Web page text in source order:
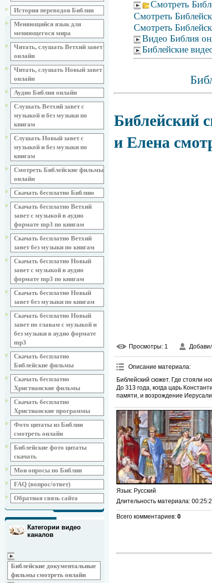
История переводов Библии
Меняющийся язык для
меняющегося мира
Читать, слушать Ветхий завет
онлайн
Читать, слушать Новый завет
онлайн
Аудио Библия онлайн
Слушать Ветхий завет с
музыкой и без музыки по
книгам
Слушать Новый завет с
музыкой и без музыки по
книгам
Смотреть Библейские фильмы
онлайн
Скачать бесплатно Библию
Скачать бесплатно Ветхий
завет с музыкой в аудио
формате mp3 по книгам
Скачать бесплатно Ветхий
завет без музыки по книгам
Скачать бесплатно Новый
завет с музыкой в аудио
формате mp3 по книгам
Скачать бесплатно Новый
завет без музыки по книгам
Скачать бесплатно Новый
завет по главам с музыкой и
без музыки в аудио формате
mp3
Скачать бесплатно
Библейские фильмы
Скачать бесплатно
Христианские фильмы
Скачать бесплатно
Христианские программы
Фото цитаты из Библии
смотреть онлайн
Библейские фото цитаты
скачать
Мои опросы по Библии
FAQ (вопрос/ответ)
Обратная связь сайта
Категории видео
каналов
Библейские документальные
фильмы смотреть онлайн
Смотреть
Смотреть
Смотреть
Видео Библия
Библейские
Библейский
и Елена
Просмотры: 1
Описание материала:
Библейский сюжет. Где стояли
До 313 года, когда царь
памяти, и возрождение
Язык: Русский
Длительность материала:
Всего комментариев: 0